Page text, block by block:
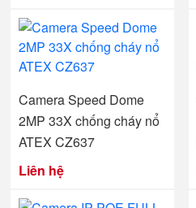
Camera Speed Dome
2MP 33X chống cháy nổ
ATEX CZ637
Liên hệ